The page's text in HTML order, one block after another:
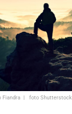
Fiandra
foto Shutterstock